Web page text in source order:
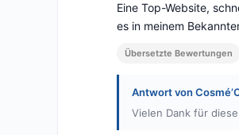
Eine Top-Website,
es in meinem
Übersetzte Bewertungen
Antwort von
Vielen Dank für